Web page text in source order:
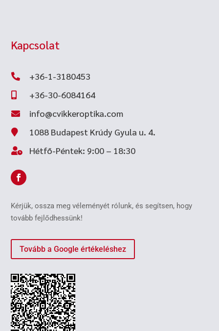
Kapcsolat
 +36-1-3180453
 +36-30-6084164
 info@cvikkeroptika.com
 1088 Budapest Krúdy Gyula u. 4.
 Hétfő-Péntek: 9:00 – 18:30
Kérjük, ossza meg véleményét rólunk, és segítsen, hogy
tovább fejlődhessünk!
Tovább a Google értékeléshez